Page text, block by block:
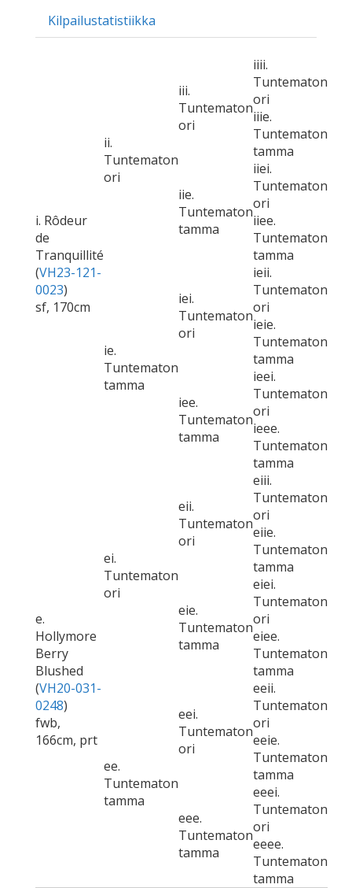
Kilpailustatistiikka
i. Rôdeur
de
Tranquillité
(VH23-121-
0023)
sf, 170cm
ii.
Tuntematon
ori
iii.
Tuntematon
ori
iiii.
Tuntematon
ori
iiie.
Tuntematon
tamma
iie.
Tuntematon
tamma
iiei.
Tuntematon
ori
iiee.
Tuntematon
tamma
ie.
Tuntematon
tamma
iei.
Tuntematon
ori
ieii.
Tuntematon
ori
ieie.
Tuntematon
tamma
iee.
Tuntematon
tamma
ieei.
Tuntematon
ori
ieee.
Tuntematon
tamma
e.
Hollymore
Berry
Blushed
(VH20-031-
0248)
fwb,
166cm, prt
ei.
Tuntematon
ori
eii.
Tuntematon
ori
eiii.
Tuntematon
ori
eiie.
Tuntematon
tamma
eie.
Tuntematon
tamma
eiei.
Tuntematon
ori
eiee.
Tuntematon
tamma
ee.
Tuntematon
tamma
eei.
Tuntematon
ori
eeii.
Tuntematon
ori
eeie.
Tuntematon
tamma
eee.
Tuntematon
tamma
eeei.
Tuntematon
ori
eeee.
Tuntematon
tamma